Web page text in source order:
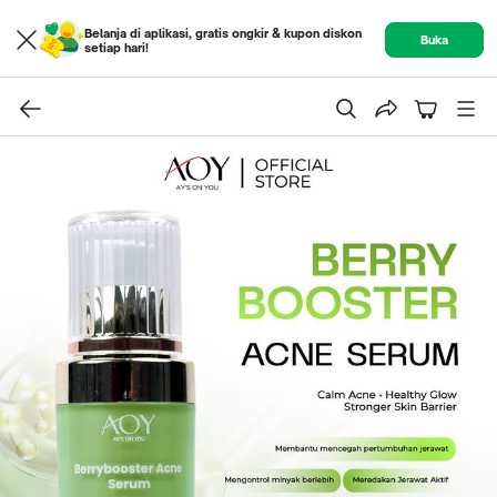
Belanja di aplikasi, gratis ongkir & kupon diskon
setiap hari!
Buka